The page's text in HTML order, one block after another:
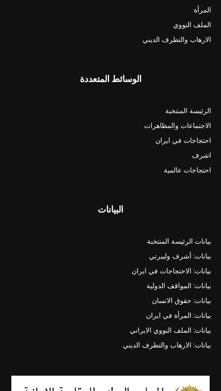
المرأة
الملف النووي
الارهاب والتطرف الديني
الوسائط المتعددة
الرئيسة المنتخبة
الاجتماعات والمظاهرات
احتجاجات في ايران
اشرف
احتجاجات عالمية
البيانات
بيانات الرئيسة المنتخبة
بيانات: أشرف وليبرتي
بيانات: الاحتجاجات في ايران
بيانات: المواقف الدولية
بيانات: حقوق الانسان
بيانات: المرأة في ايران
بيانات: الملف النووي الايراني
بيانات: الارهاب والتطرف الديني